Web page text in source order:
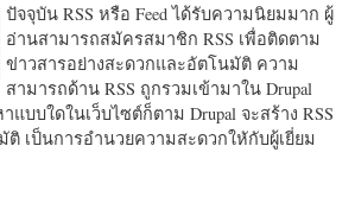
ปัจจุบัน RSS หรือ Feed ได้รับความนิยมมาก ผู้
อ่านสามารถสมัครสมาชิก RSS เพื่อติดตาม
ข่าวสารอย่างสะดวกและอัตโนมัติ ความ
สามารถด้าน RSS ถูกรวมเข้ามาใน Drupal
บบใดในเว็บไซต์ก็ตาม Drupal จะสร้าง RSS
ติ เป็นการอำนวยความสะดวกใหักับผู้เยี่ยม